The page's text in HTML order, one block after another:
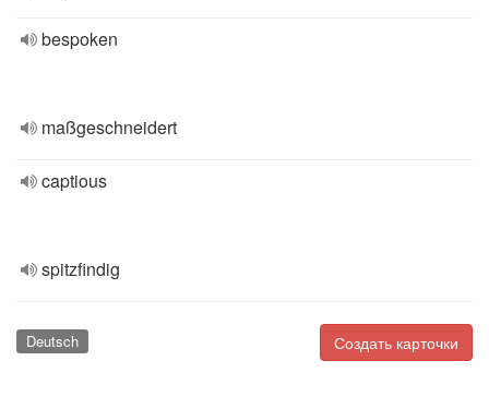
bespoken
maßgeschneidert
captious
spitzfindig
Создать карточки
Deutsch